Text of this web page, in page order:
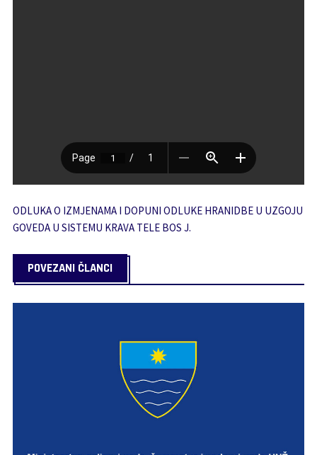
ODLUKA O IZMJENAMA I DOPUNI ODLUKE HRANIDBE U UZGOJU
GOVEDA U SISTEMU KRAVA TELE BOS J.
POVEZANI ČLANCI